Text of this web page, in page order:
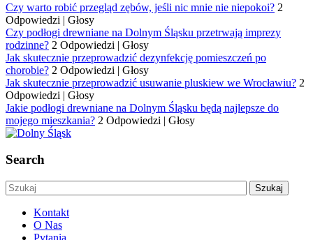
Czy warto robić przegląd zębów, jeśli nic mnie nie niepokoi? 2
Odpowiedzi | Głosy
Czy podłogi drewniane na Dolnym Śląsku przetrwają imprezy
rodzinne? 2 Odpowiedzi | Głosy
Jak skutecznie przeprowadzić dezynfekcję pomieszczeń po
chorobie? 2 Odpowiedzi | Głosy
Jak skutecznie przeprowadzić usuwanie pluskiew we Wrocławiu? 2
Odpowiedzi | Głosy
Jakie podłogi drewniane na Dolnym Śląsku będą najlepsze do
mojego mieszkania? 2 Odpowiedzi | Głosy
Search
Kontakt
O Nas
Pytania